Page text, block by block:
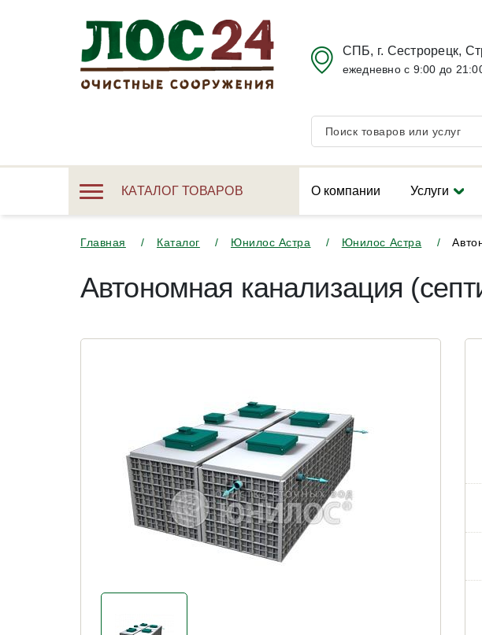
СПБ, г. Сестрорецк,
ежедневно с 9:00 до
КАТАЛОГ ТОВАРОВ О компании Услуги
Главная Каталог Юнилос Астра Юнилос Астра
Автономная канализация